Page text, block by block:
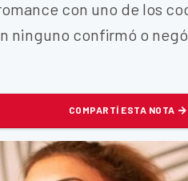
con uno de los
ninguno confirmó o
COMPARTÍ ESTA NOTA